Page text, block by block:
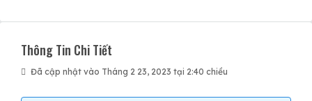
Thông Tin Chi Tiết
Đã cập nhật vào Tháng 2 23, 2023 tại 2:40 chiều